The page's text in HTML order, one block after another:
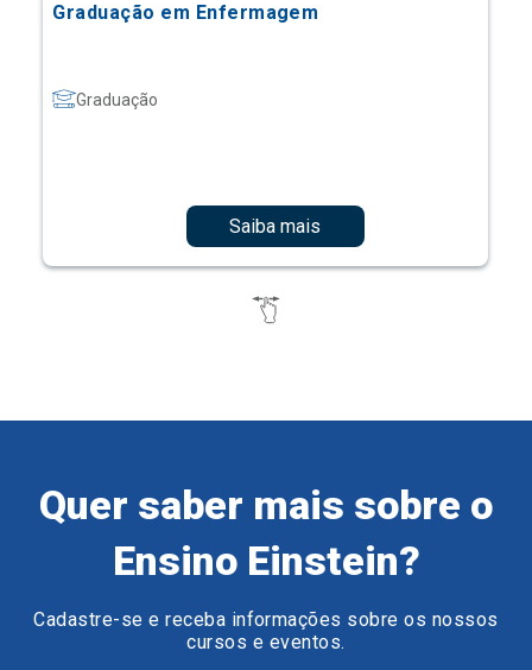
Graduação em Enfermagem
Graduação
Saiba mais
Quer saber mais sobre o
Ensino Einstein?
Cadastre-se e receba informações sobre os nossos
cursos e eventos.